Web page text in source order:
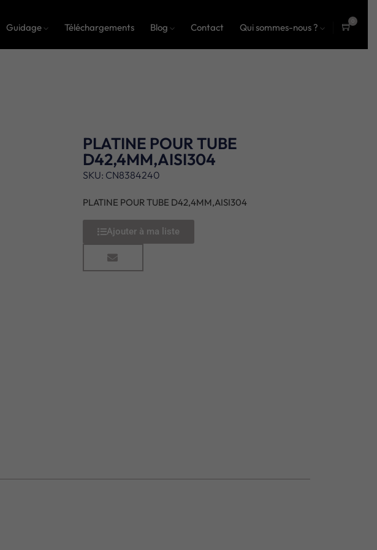
Guidage Téléchargements Blog Contact Qui sommes-nous ?
0
PLATINE POUR TUBE
D42,4MM,AISI304
SKU: CN8384240
PLATINE POUR TUBE D42,4MM,AISI304
Ajouter à ma liste